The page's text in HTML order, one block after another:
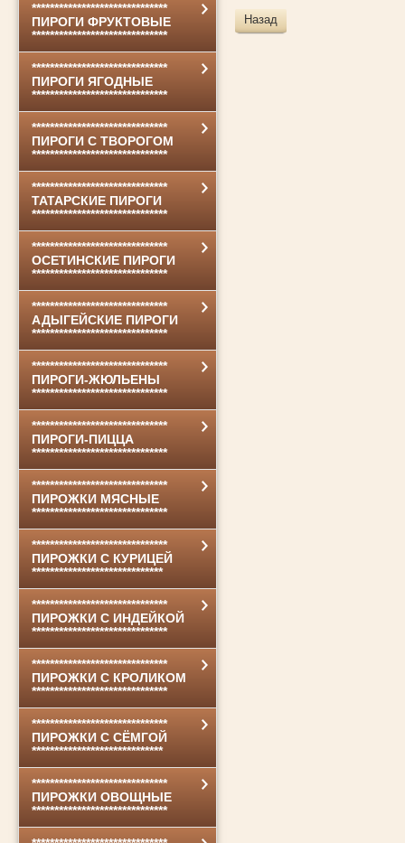
******************************
ПИРОГИ ФРУКТОВЫЕ
******************************
******************************
ПИРОГИ ЯГОДНЫЕ
******************************
******************************
ПИРОГИ С ТВОРОГОМ
******************************
******************************
ТАТАРСКИЕ ПИРОГИ
******************************
******************************
ОСЕТИНСКИЕ ПИРОГИ
******************************
******************************
АДЫГЕЙСКИЕ ПИРОГИ
******************************
******************************
ПИРОГИ-ЖЮЛЬЕНЫ
******************************
******************************
ПИРОГИ-ПИЦЦА
******************************
******************************
ПИРОЖКИ МЯСНЫЕ
******************************
******************************
ПИРОЖКИ С КУРИЦЕЙ
*****************************
******************************
ПИРОЖКИ С ИНДЕЙКОЙ
******************************
******************************
ПИРОЖКИ С КРОЛИКОМ
******************************
******************************
ПИРОЖКИ С СЁМГОЙ
*****************************
******************************
ПИРОЖКИ ОВОЩНЫЕ
******************************
Назад